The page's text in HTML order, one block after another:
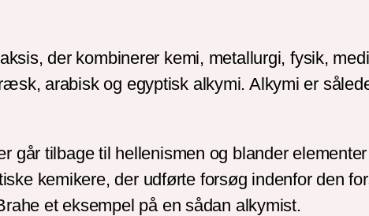
der kombinerer kemi, metallurgi, fysik,
arabisk og egyptisk alkymi. Alkymi er
går tilbage til hellenismen og blander
kemikere, der udførte forsøg indenfor den
et eksempel på en sådan alkymist.